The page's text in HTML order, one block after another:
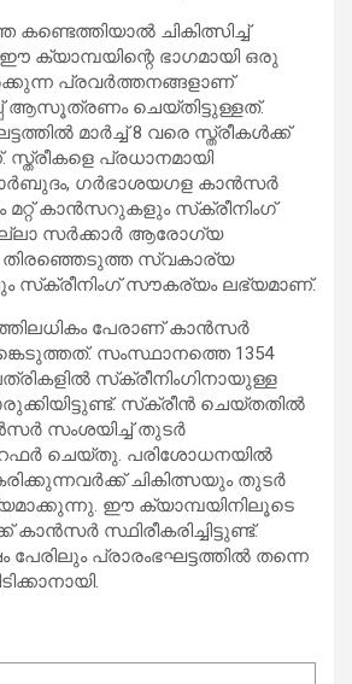
ചികിത്സിച്ച്
ഈ ക്യാമ്പയിന്റെ ഭാഗമായി ഒരു
പ്രവര്‍ത്തനങ്ങളാണ്
ചെയ്തിട്ടുള്ളത്.
മാര്‍ച്ച് 8 വരെ സ്ത്രീകള്‍ക്ക്
പ്രധാനമായി
ഗര്‍ഭാശയഗള കാന്‍സര്‍
മറ്റ് കാന്‍സറുകളും സ്‌ക്രീനിംഗ്
സര്‍ക്കാര്‍ ആരോഗ്യ
തിരഞ്ഞെടുത്ത സ്വകാര്യ
സ്‌ക്രീനിംഗ് സൗകര്യം ലഭ്യമാണ്.
പേരാണ് കാന്‍സര്‍
സംസ്ഥാനത്തെ 1354
സ്‌ക്രീനിംഗിനായുള്ള
സ്‌ക്രീന്‍ ചെയ്തതില്‍
സംശയിച്ച് തുടര്‍
ചെയ്തു. പരിശോധനയില്‍
ചികിത്സയും തുടര്‍
ഈ ക്യാമ്പയിനിലൂടെ
കാന്‍സര്‍ സ്ഥിരീകരിച്ചിട്ടുണ്ട്.
പേരിലും പ്രാരംഭഘട്ടത്തില്‍ തന്നെ